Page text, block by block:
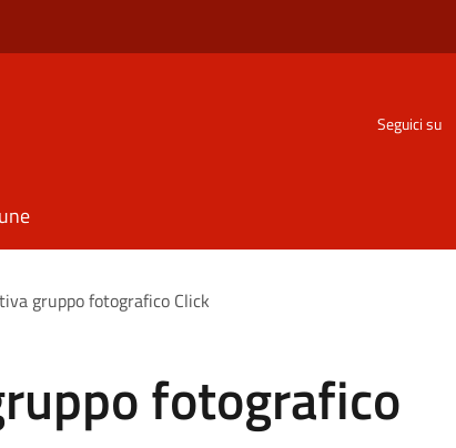
Seguici su
gruppo fotografico Click
fotografico